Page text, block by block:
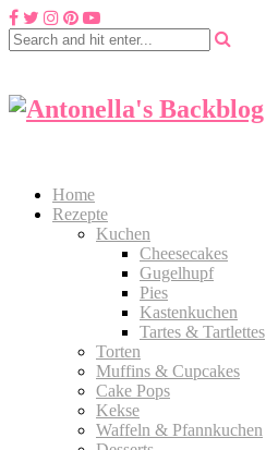
Home
Rezepte
Kuchen
Cheesecakes
Gugelhupf
Pies
Kastenkuchen
Tartes & Tartlettes
Torten
Muffins & Cupcakes
Cake Pops
Kekse
Waffeln & Pfannkuchen